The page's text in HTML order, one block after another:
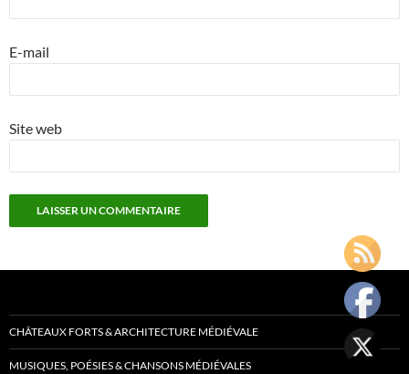
E-mail
Site web
CHÂTEAUX FORTS & ARCHITECTURE MÉDIÉVALE
MUSIQUES, POÉSIES & CHANSONS MÉDIÉVALES